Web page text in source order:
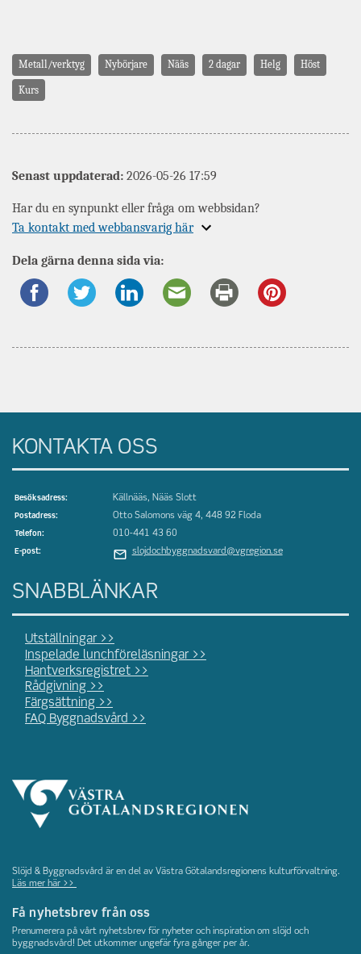
Metall/verktyg Nybörjare Nääs 2 dagar Helg Höst
Kurs
Senast uppdaterad: 2026-05-26 17:59
Har du en synpunkt eller fråga om webbsidan?
Expandera
om
Ta kontakt med webbansvarig här
Dela gärna denna sida via:
KONTAKTA OSS
Besöksadress: Källnääs, Nääs Slott
Postadress: Otto Salomons väg 4, 448 92 Floda
Telefon: 010-441 43 60
E-post: slojdochbyggnadsvard@vgregion.se
SNABBLÄNKAR
Utställningar >>
Inspelade lunchföreläsningar >>
Hantverksregistret >>
Rådgivning >>
Färgsättning >>
FAQ Byggnadsvård >>
Slöjd & Byggnadsvård är en del av Västra Götalandsregionens kulturförvaltning.
Läs mer här >>
Få nyhetsbrev från oss
Prenumerera på vårt nyhetsbrev för nyheter och inspiration om slöjd och
byggnadsvård! Det utkommer ungefär fyra gånger per år.